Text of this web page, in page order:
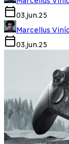
03.jun.25
Marcellus
03.jun.25